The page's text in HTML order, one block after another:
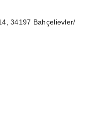
34197 Bahçelievler/